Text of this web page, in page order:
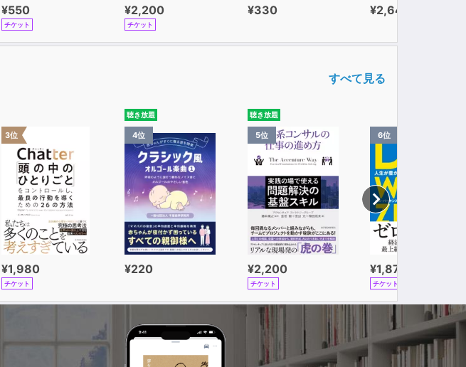
¥550
チケット
¥2,200
チケット
¥330 ¥2,640
すべて見る
3位
¥1,980
チケット
聴き放題
4位
¥220
聴き放題
5位
¥2,200
チケット
6位
¥1,870
チケット